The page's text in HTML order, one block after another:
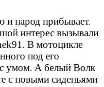
и народ прибывает.
интерес вызывали
В мотоцикле
под его
с умом. А белый Волк
с новыми сиденьями